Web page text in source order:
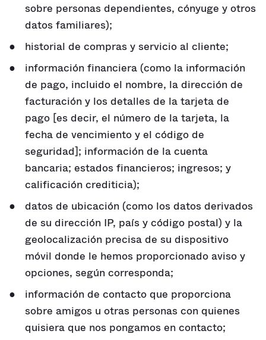
sobre personas dependientes, cónyuge y otros
datos familiares);
historial de compras y servicio al cliente;
información financiera (como la información
de pago, incluido el nombre, la dirección de
facturación y los detalles de la tarjeta de
pago [es decir, el número de la tarjeta, la
fecha de vencimiento y el código de
seguridad]; información de la cuenta
bancaria; estados financieros; ingresos; y
calificación crediticia);
datos de ubicación (como los datos derivados
de su dirección IP, país y código postal) y la
geolocalización precisa de su dispositivo
móvil donde le hemos proporcionado aviso y
opciones, según corresponda;
información de contacto que proporciona
sobre amigos u otras personas con quienes
quisiera que nos pongamos en contacto;